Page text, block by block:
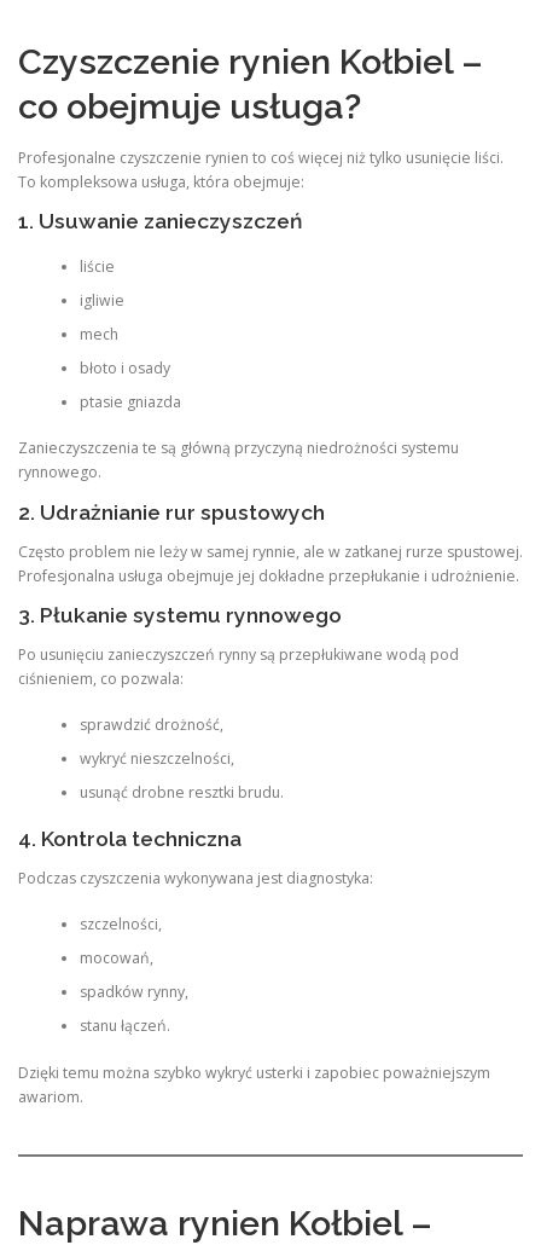
Czyszczenie rynien Kołbiel –
co obejmuje usługa?
Profesjonalne czyszczenie rynien to coś więcej niż tylko usunięcie liści.
To kompleksowa usługa, która obejmuje:
1. Usuwanie zanieczyszczeń
liście
igliwie
mech
błoto i osady
ptasie gniazda
Zanieczyszczenia te są główną przyczyną niedrożności systemu
rynnowego.
2. Udrażnianie rur spustowych
Często problem nie leży w samej rynnie, ale w zatkanej rurze spustowej.
Profesjonalna usługa obejmuje jej dokładne przepłukanie i udrożnienie.
3. Płukanie systemu rynnowego
Po usunięciu zanieczyszczeń rynny są przepłukiwane wodą pod
ciśnieniem, co pozwala:
sprawdzić drożność,
wykryć nieszczelności,
usunąć drobne resztki brudu.
4. Kontrola techniczna
Podczas czyszczenia wykonywana jest diagnostyka:
szczelności,
mocowań,
spadków rynny,
stanu łączeń.
Dzięki temu można szybko wykryć usterki i zapobiec poważniejszym
awariom.
Naprawa rynien Kołbiel –